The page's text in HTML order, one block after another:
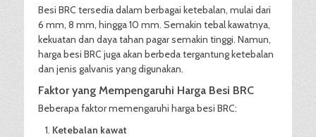
Besi BRC tersedia dalam berbagai ketebalan, mulai dari
6 mm, 8 mm, hingga 10 mm. Semakin tebal kawatnya,
kekuatan dan daya tahan pagar semakin tinggi. Namun,
harga besi BRC juga akan berbeda tergantung ketebalan
dan jenis galvanis yang digunakan.
Faktor yang Mempengaruhi Harga Besi BRC
Beberapa faktor memengaruhi harga besi BRC:
Ketebalan kawat